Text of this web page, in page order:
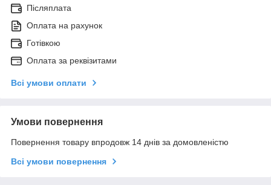
Післяплата
Оплата на рахунок
Готівкою
Оплата за реквізитами
Всі умови оплати
Умови повернення
Повернення товару впродовж 14 днів за домовленістю
Всі умови повернення